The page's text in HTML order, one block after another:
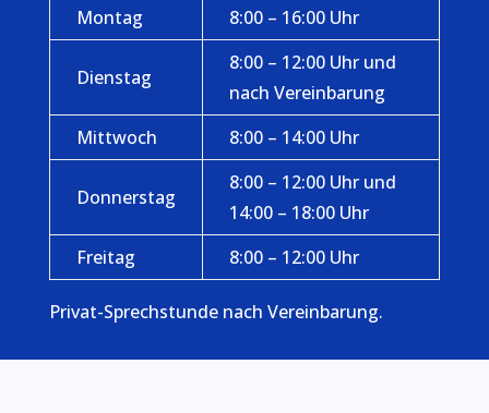
Montag 8:00 – 16:00 Uhr
Dienstag
8:00 – 12:00 Uhr und
nach Vereinbarung
Mittwoch
8:00 – 14:00 Uhr
Donnerstag
8:00 – 12:00 Uhr und
14:00 – 18:00 Uhr
Freitag
8:00 – 12:00 Uhr
Privat-Sprechstunde nach Vereinbarung.